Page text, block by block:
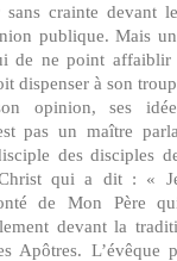
crainte devant
publique. Mais
de ne point affaiblir
dispenser à son
opinion, ses
pas un maître
des disciples
Christ qui a dit : «
de Mon Père
devant la
Apôtres. L’évêque